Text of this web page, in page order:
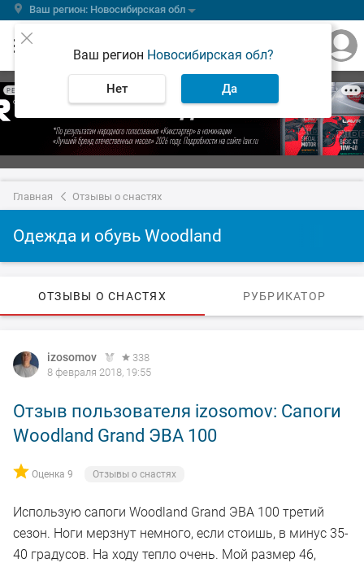
Ваш регион: Новосибирская обл
Ваш регион Новосибирская обл?
Нет Да
РЕКЛАМА
Главная Отзывы о снастях
Одежда и обувь Woodland
ОТЗЫВЫ О СНАСТЯХ РУБРИКАТОР
izosomov
338
8 февраля 2018, 19:55
Отзыв пользователя izosomov: Сапоги
Woodland Grand ЭВА 100
Оценка 9 Отзывы о снастях
Использую сапоги Woodland Grand ЭВА 100 третий
сезон. Ноги мерзнут немного, если стоишь, в минус 35-
40 градусов. На ходу тепло очень. Мой размер 46,